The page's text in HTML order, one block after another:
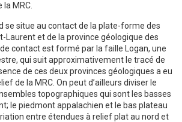
la MRC.
se situe au contact de la plate-forme des
Laurent et de la province géologique des
contact est formé par la faille Logan, une
qui suit approximativement le tracé de
de ces deux provinces géologiques a eu
de la MRC. On peut d’ailleurs diviser le
topographiques qui sont les basses
le piedmont appalachien et le bas plateau
entre étendues à relief plat au nord et